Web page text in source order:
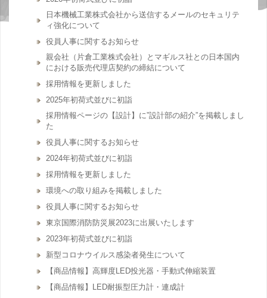
日本機械工業株式会社から送信するメールのセキュリテ
ィ強化について
役員人事に関するお知らせ
親会社（片倉工業株式会社）とマギルス社との日本国内
における販売代理店契約の締結について
採用情報を更新しました
2025年初荷式並びに初詣
採用情報ページの【設計】に”設計部の紹介”を掲載しまし
た
役員人事に関するお知らせ
2024年初荷式並びに初詣
採用情報を更新しました
環境への取り組みを掲載しました
役員人事に関するお知らせ
東京国際消防防災展2023に出展いたします
2023年初荷式並びに初詣
新型コロナウイルス感染者発生について
【商品情報】高輝度LED投光器・手動式伸縮装置
【商品情報】LED耐振型圧力計・連成計